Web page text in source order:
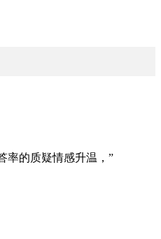
率的质疑情感升温，”